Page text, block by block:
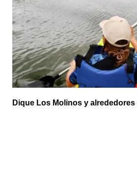
Dique Los Molinos y